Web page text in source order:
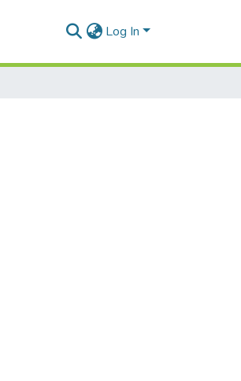
Log In